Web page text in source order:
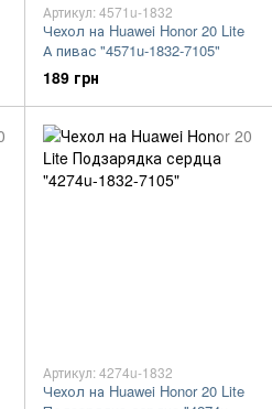
Артикул: 4571u-1832
Чехол на Huawei Honor 20 Lite
А пивас "4571u-1832-7105"
189 грн
Артикул: 4274u-1832
Чехол на Huawei Honor 20 Lite